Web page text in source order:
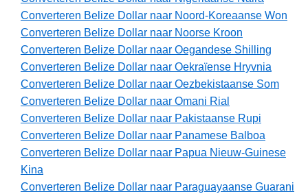
Converteren Belize Dollar naar Noord-Koreaanse Won
Converteren Belize Dollar naar Noorse Kroon
Converteren Belize Dollar naar Oegandese Shilling
Converteren Belize Dollar naar Oekraïense Hryvnia
Converteren Belize Dollar naar Oezbekistaanse Som
Converteren Belize Dollar naar Omani Rial
Converteren Belize Dollar naar Pakistaanse Rupi
Converteren Belize Dollar naar Panamese Balboa
Converteren Belize Dollar naar Papua Nieuw-Guinese
Kina
Converteren Belize Dollar naar Paraguayaanse Guarani